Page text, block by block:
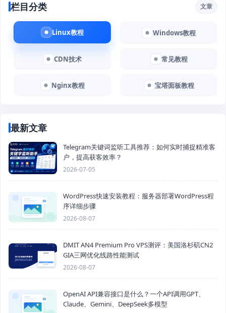
栏目分类 文章
Linux教程 Windows教程
CDN技术 常见教程
Nginx教程 宝塔面板教程
最新文章
Telegram关键词监听工具推荐：如何实时捕捉精准客
户，提高获客效率？
2026-07-05
WordPress快速安装教程：服务器部署WordPress程
序详细步骤
2026-08-07
DMIT AN4 Premium Pro VPS测评：美国洛杉矶CN2
GIA三网优化线路性能测试
2026-08-07
OpenAI API兼容接口是什么？一个API调用GPT、
Claude、Gemini、DeepSeek多模型